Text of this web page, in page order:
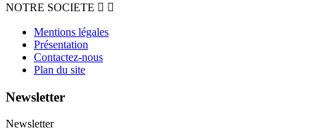
NOTRE SOCIETE  
Mentions légales
Présentation
Contactez-nous
Plan du site
Newsletter
Newsletter